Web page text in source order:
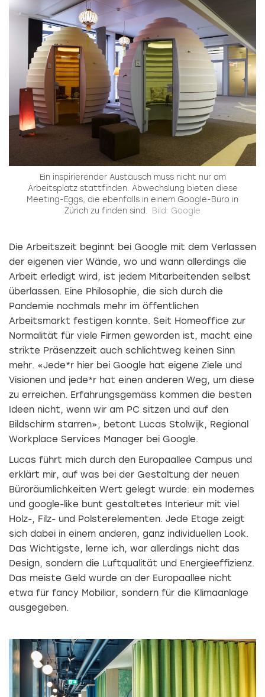
Ein inspirierender Austausch muss nicht nur am
Arbeitsplatz stattfinden. Abwechslung bieten diese
Meeting-Eggs, die ebenfalls in einem Google-Büro in
Zürich zu finden sind.
Bild: Google
Die Arbeitszeit beginnt bei Google mit dem Verlassen
der eigenen vier Wände, wo und wann allerdings die
Arbeit erledigt wird, ist jedem Mitarbeitenden selbst
überlassen. Eine Philosophie, die sich durch die
Pandemie nochmals mehr im öffentlichen
Arbeitsmarkt festigen konnte. Seit Homeoffice zur
Normalität für viele Firmen geworden ist, macht eine
strikte Präsenzzeit auch schlichtweg keinen Sinn
mehr. «Jede*r hier bei Google hat eigene Ziele und
Visionen und jede*r hat einen anderen Weg, um diese
zu erreichen. Erfahrungsgemäss kommen die besten
Ideen nicht, wenn wir am PC sitzen und auf den
Bildschirm starren», betont Lucas Stolwijk, Regional
Workplace Services Manager bei Google.
Lucas führt mich durch den Europaallee Campus und
erklärt mir, auf was bei der Gestaltung der neuen
Büroräumlichkeiten Wert gelegt wurde: ein modernes
und google-like bunt gestaltetes Interieur mit viel
Holz-, Filz- und Polsterelementen. Jede Etage zeigt
sich dabei in einem anderen, ganz individuellen Look.
Das Wichtigste, lerne ich, war allerdings nicht das
Design, sondern die Luftqualität und Energieeffizienz.
Das meiste Geld wurde an der Europaallee nicht
etwa für fancy Mobiliar, sondern für die Klimaanlage
ausgegeben.